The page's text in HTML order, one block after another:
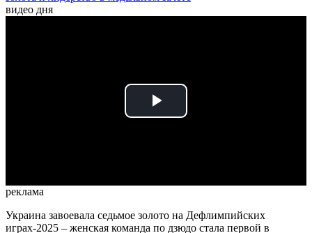
видео дня
Play
реклама
Украина завоевала седьмое золото на Дефлимпийских
играх-2025 – женская команда по дзюдо стала первой в